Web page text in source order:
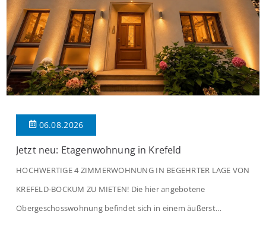
06.08.2026
Jetzt neu: Etagenwohnung in Krefeld
HOCHWERTIGE 4 ZIMMERWOHNUNG IN BEGEHRTER LAGE VON
KREFELD-BOCKUM ZU MIETEN! Die hier angebotene
Obergeschosswohnung befindet sich in einem äußerst